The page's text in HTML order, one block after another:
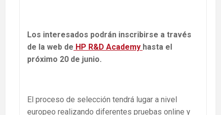
Los interesados podrán inscribirse a través
de la web de HP R&D Academy hasta el
próximo 20 de junio.
El proceso de selección tendrá lugar a nivel
europeo realizando diferentes pruebas online y